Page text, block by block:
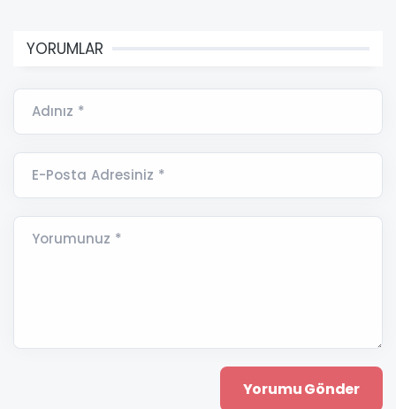
YORUMLAR
Adınız *
E-Posta Adresiniz *
Yorumunuz *